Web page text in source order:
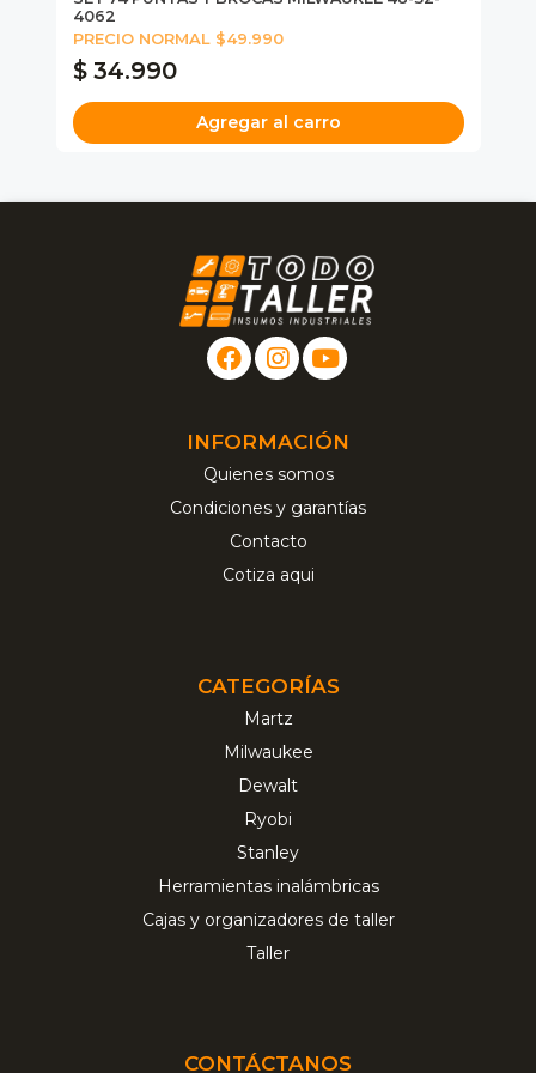
4062
PRECIO NORMAL $49.990
$ 34.990
Agregar al carro
INFORMACIÓN
Quienes somos
Condiciones y garantías
Contacto
Cotiza aqui
CATEGORÍAS
Martz
Milwaukee
Dewalt
Ryobi
Stanley
Herramientas inalámbricas
Cajas y organizadores de taller
Taller
CONTÁCTANOS